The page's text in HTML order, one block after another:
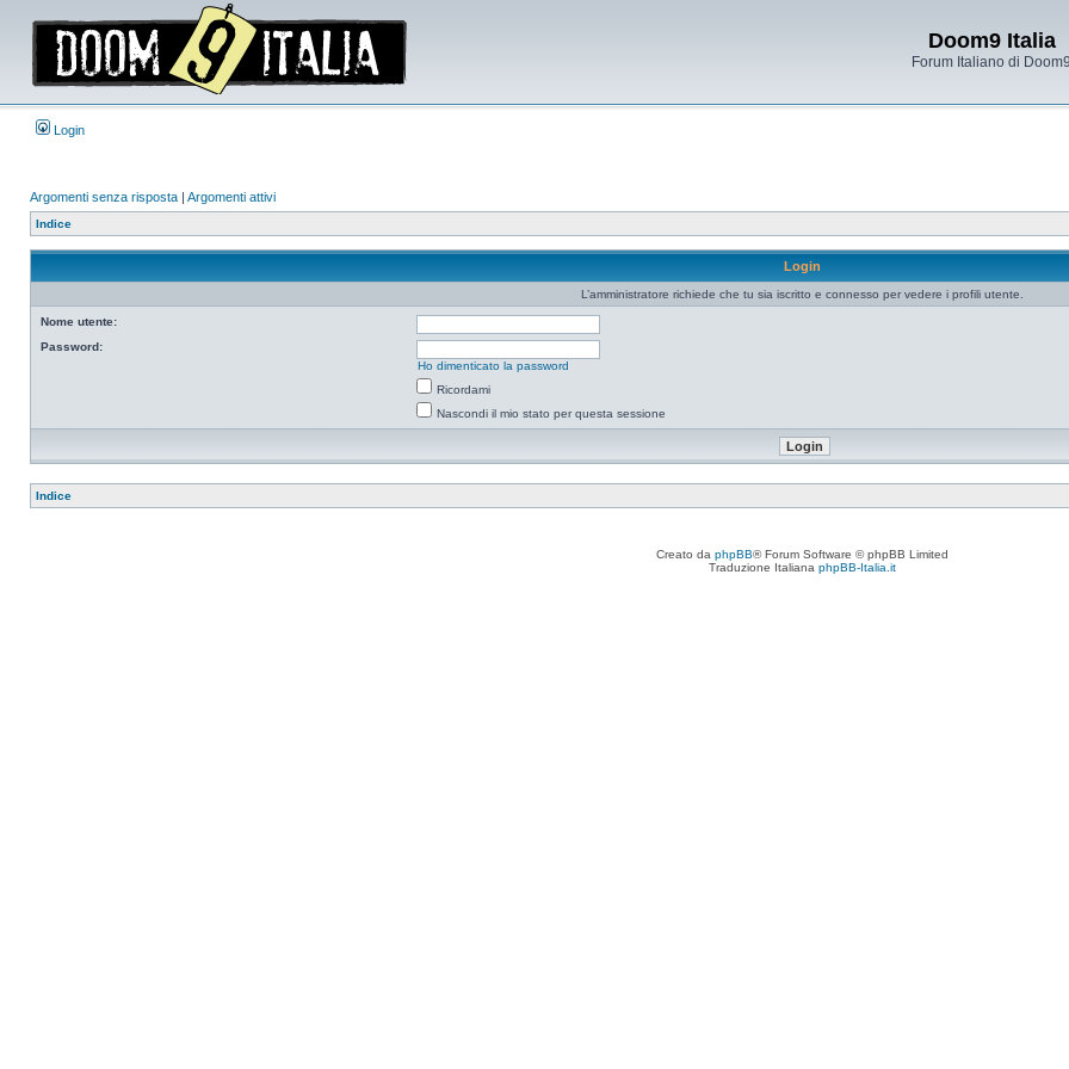
Doom9 Italia
Forum Italiano di Doom9
Login
Argomenti senza risposta | Argomenti attivi
Indice
Login
L’amministratore richiede che tu sia iscritto e connesso per vedere i profili utente.
Nome utente:
Password:
Ho dimenticato la password
Ricordami
Nascondi il mio stato per questa sessione
Indice
Creato da phpBB® Forum Software © phpBB Limited
Traduzione Italiana phpBB-Italia.it